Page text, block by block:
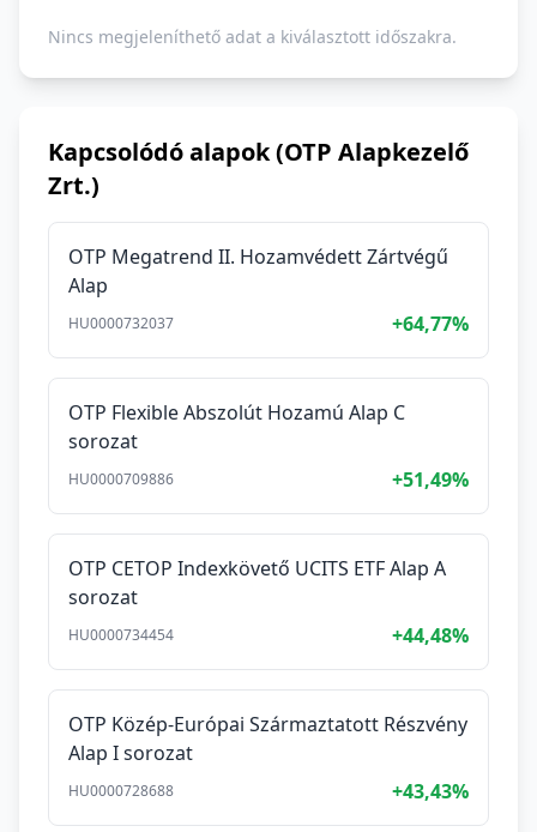
Nincs megjeleníthető adat a kiválasztott időszakra.
Kapcsolódó alapok (OTP Alapkezelő
Zrt.)
OTP Megatrend II. Hozamvédett Zártvégű
Alap
HU0000732037 +64,77%
OTP Flexible Abszolút Hozamú Alap C
sorozat
HU0000709886 +51,49%
OTP CETOP Indexkövető UCITS ETF Alap A
sorozat
HU0000734454 +44,48%
OTP Közép-Európai Származtatott Részvény
Alap I sorozat
HU0000728688 +43,43%